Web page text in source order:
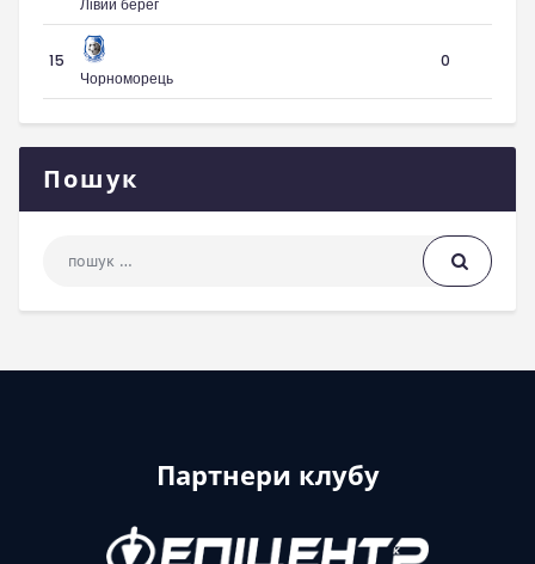
Лівий берег
15
Чорноморець
0
Пошук